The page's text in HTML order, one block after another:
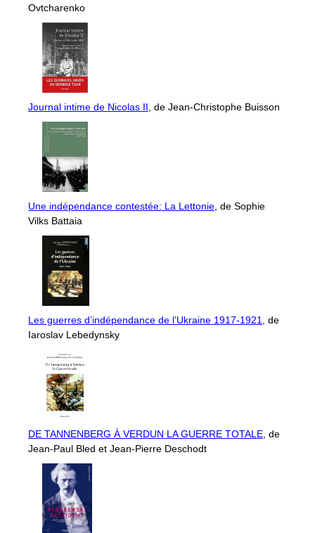
Ovtcharenko
Journal intime de Nicolas II , de Jean-Christophe Buisson
Une indépendance contestée: La Lettonie , de Sophie
Vilks Battaia
Les guerres d’indépendance de l’Ukraine 1917-1921
, de
Iaroslav Lebedynsky
DE TANNENBERG À VERDUN LA GUERRE TOTALE , de
Jean-Paul Bled et Jean-Pierre Deschodt